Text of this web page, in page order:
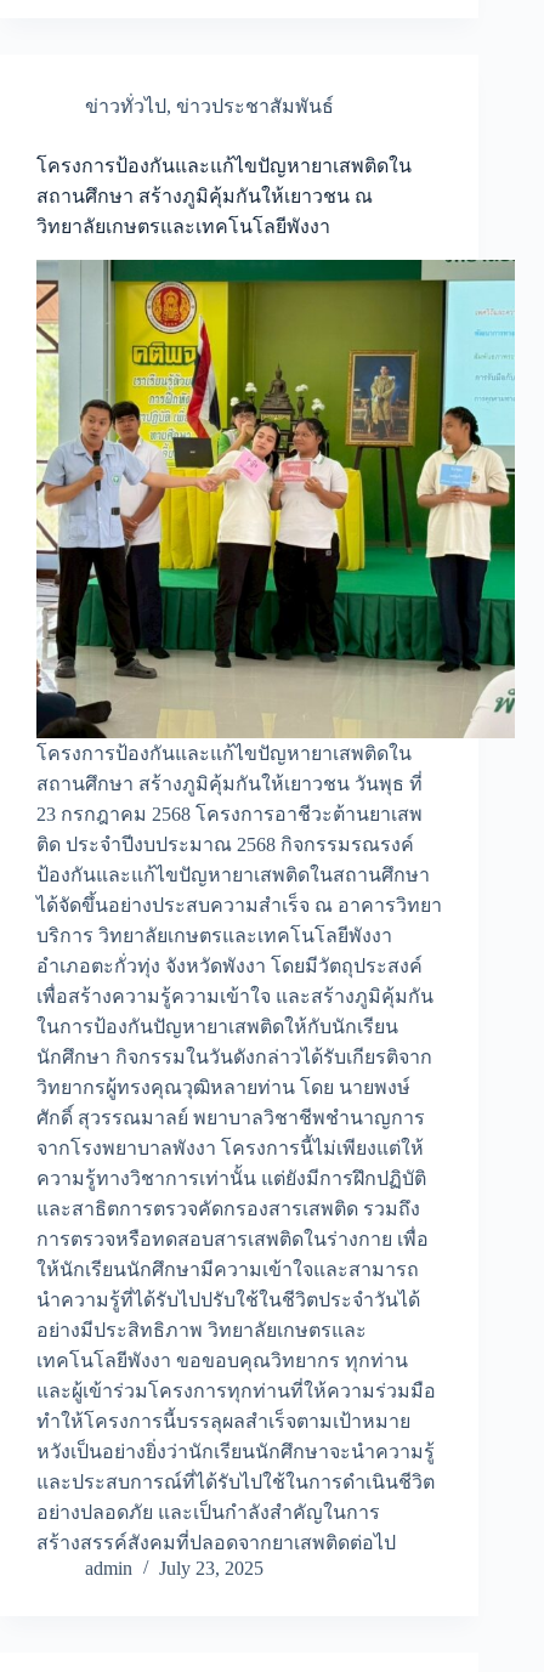
ข่าวทั่วไป, ข่าวประชาสัมพันธ์
โครงการป้องกันและแก้ไขปัญหายาเสพติดใน
สถานศึกษา สร้างภูมิคุ้มกันให้เยาวชน ณ
วิทยาลัยเกษตรและเทคโนโลยีพังงา
โครงการป้องกันและแก้ไขปัญหายาเสพติดใน
สถานศึกษา สร้างภูมิคุ้มกันให้เยาวชน วันพุธ ที่
23 กรกฎาคม 2568 โครงการอาชีวะต้านยาเสพ
ติด ประจำปีงบประมาณ 2568 กิจกรรมรณรงค์
ป้องกันและแก้ไขปัญหายาเสพติดในสถานศึกษา
ได้จัดขึ้นอย่างประสบความสำเร็จ ณ อาคารวิทยา
บริการ วิทยาลัยเกษตรและเทคโนโลยีพังงา
อำเภอตะกั่วทุ่ง จังหวัดพังงา โดยมีวัตถุประสงค์
เพื่อสร้างความรู้ความเข้าใจ และสร้างภูมิคุ้มกัน
ในการป้องกันปัญหายาเสพติดให้กับนักเรียน
นักศึกษา กิจกรรมในวันดังกล่าวได้รับเกียรติจาก
วิทยากรผู้ทรงคุณวุฒิหลายท่าน โดย นายพงษ์
ศักดิ์ สุวรรณมาลย์ พยาบาลวิชาชีพชำนาญการ
จากโรงพยาบาลพังงา โครงการนี้ไม่เพียงแต่ให้
ความรู้ทางวิชาการเท่านั้น แต่ยังมีการฝึกปฏิบัติ
และสาธิตการตรวจคัดกรองสารเสพติด รวมถึง
การตรวจหรือทดสอบสารเสพติดในร่างกาย เพื่อ
ให้นักเรียนนักศึกษามีความเข้าใจและสามารถ
นำความรู้ที่ได้รับไปปรับใช้ในชีวิตประจำวันได้
อย่างมีประสิทธิภาพ วิทยาลัยเกษตรและ
เทคโนโลยีพังงา ขอขอบคุณวิทยากร ทุกท่าน
และผู้เข้าร่วมโครงการทุกท่านที่ให้ความร่วมมือ
ทำให้โครงการนี้บรรลุผลสำเร็จตามเป้าหมาย
หวังเป็นอย่างยิ่งว่านักเรียนนักศึกษาจะนำความรู้
และประสบการณ์ที่ได้รับไปใช้ในการดำเนินชีวิต
อย่างปลอดภัย และเป็นกำลังสำคัญในการ
สร้างสรรค์สังคมที่ปลอดจากยาเสพติดต่อไป
admin
July 23, 2025